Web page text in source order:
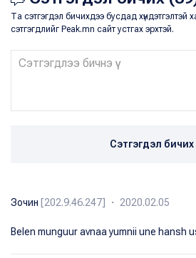
Та сэтгэгдэл бичихдээ бусдад хүндэтгэлтэй
сэтгэгдлийг Peak.mn сайт устгах эрхтэй.
Сэтгэгдэл бичих
Зочин [202.9.46.247] ・ 2020.02.05
Belen munguur avnaa yumnii une hansh